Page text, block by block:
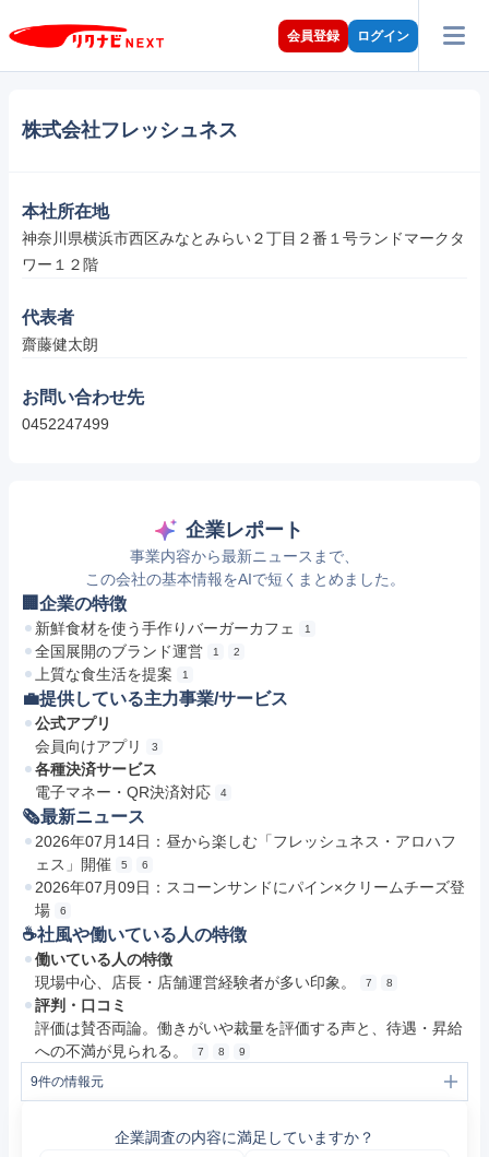
会員登録 ログイン
株式会社フレッシュネス
本社所在地
神奈川県横浜市西区みなとみらい２丁目２番１号ランドマークタ
ワー１２階
代表者
齋藤健太朗
お問い合わせ先
0452247499
企業レポート
事業内容から最新ニュースまで、
この会社の基本情報をAIで短くまとめました。
🏢企業の特徴
新鮮食材を使う手作りバーガーカフェ 1
全国展開のブランド運営 1 2
上質な食生活を提案 1
💼提供している主力事業/サービス
公式アプリ
会員向けアプリ
3
各種決済サービス
電子マネー・QR決済対応
4
🗞最新ニュース
2026年07月14日：昼から楽しむ「フレッシュネス・アロハフ
ェス」開催
5 6
2026年07月09日：スコーンサンドにパイン×クリームチーズ登
場
6
☕️社風や働いている人の特徴
働いている人の特徴
現場中心、店長・店舗運営経験者が多い印象。
7 8
評判・口コミ
評価は賛否両論。働きがいや裁量を評価する声と、待遇・昇給
への不満が見られる。
7 8 9
9件の情報元
アプリ | FRESHNESS BURGER フレッシュネスバーガー
企業調査の内容に満足していますか？